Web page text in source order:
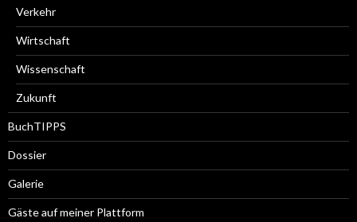
Verkehr
Wirtschaft
Wissenschaft
Zukunft
BuchTIPPS
Dossier
Galerie
Gäste auf meiner Plattform